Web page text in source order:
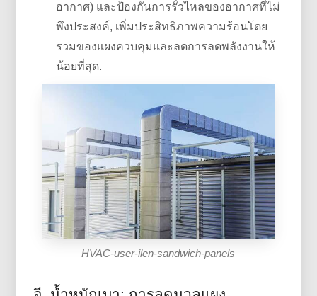
อากาศ) และป้องกันการรั่วไหลของอากาศที่ไม่
พึงประสงค์, เพิ่มประสิทธิภาพความร้อนโดย
รวมของแผงควบคุมและลดการลดพลังงานให้
น้อยที่สุด.
HVAC-user-ilen-sandwich-panels